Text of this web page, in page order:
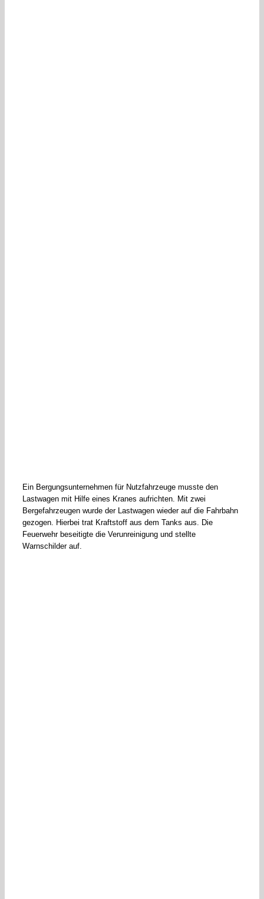
Ein Bergungsunternehmen für Nutzfahrzeuge musste den
Lastwagen mit Hilfe eines Kranes aufrichten. Mit zwei
Bergefahrzeugen wurde der Lastwagen wieder auf die Fahrbahn
gezogen. Hierbei trat Kraftstoff aus dem Tanks aus. Die
Feuerwehr beseitigte die Verunreinigung und stellte
Warnschilder auf.